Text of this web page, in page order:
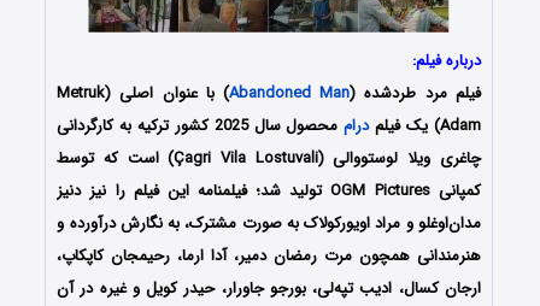
درباره فیلم:
فیلم مرد طردشده (Abandoned Man
) با عنوان اصلی (Metruk
Adam) یک فیلم
درام
محصول سال 2025 کشور ترکیه به کارگردانی
چاغری ویلا لوستووالی (Çagri Vila Lostuvali) است که توسط
کمپانی‌ OGM Pictures تولید شد؛ فیلمنامه این فیلم را نیز دنیز
مدان‌اوغلو و مراد اویورکولاک به صورت مشترک، به نگارش درآورده و
هنرمندانی همچون مرت رمضان دمیر، آدا ارما، رحیمجان کاپکاپ،
ارجان کسال، ادیب تپه‌لی، بورجو جاورار، حیدر کویل و غیره در آن